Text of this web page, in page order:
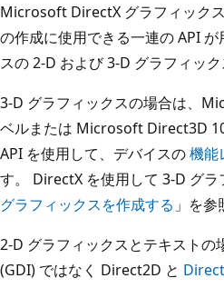
Microsoft DirectX グラフィック
の作成に使用できる一連の API
スの 2-D および 3-D グラフィッ
3-D グラフィックスの場合は、
ベルまたは Microsoft Direct3D
API を使用して、デバイスの機能
す。 DirectX を使用して 3-D グ
グラフィックスを作成する 」を参
2-D グラフィックスとテキスト
(GDI) ではなく Direct2D と